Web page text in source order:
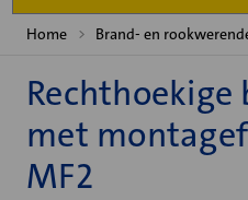
Home Brand- en
Rechthoekige
met
MF2